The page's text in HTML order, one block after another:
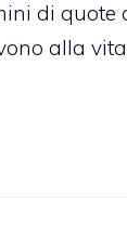
di quote
alla